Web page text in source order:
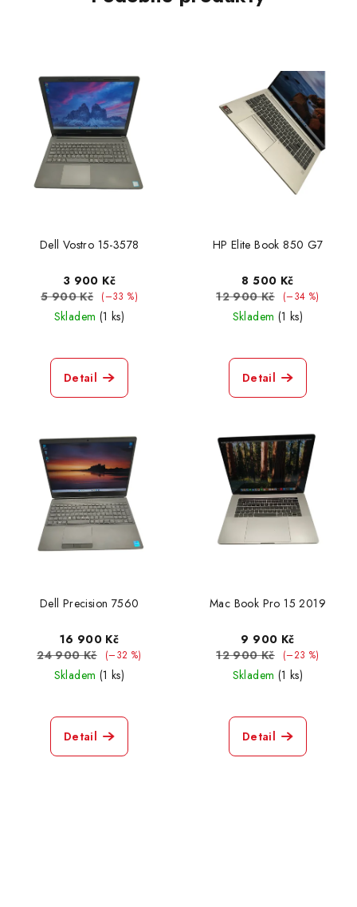
Dell Vostro 15-3578
3 900 Kč
5 900 Kč
(–33 %)
Skladem (1 ks)
Detail
HP Elite Book 850 G7
8 500 Kč
12 900 Kč
(–34 %)
Skladem (1 ks)
Detail
Dell Precision 7560
16 900 Kč
24 900 Kč
(–32 %)
Skladem (1 ks)
Detail
Mac Book Pro 15 2019
9 900 Kč
12 900 Kč
(–23 %)
Skladem (1 ks)
Detail